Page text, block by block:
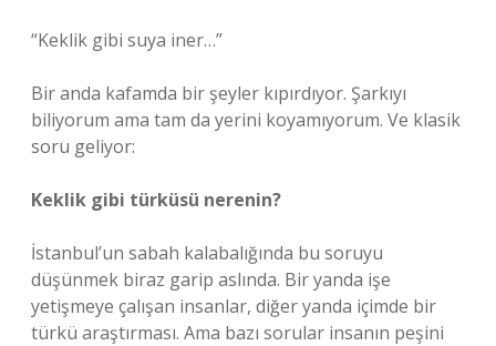
“Keklik gibi suya iner…”
Bir anda kafamda bir şeyler kıpırdıyor. Şarkıyı
biliyorum ama tam da yerini koyamıyorum. Ve klasik
soru geliyor:
Keklik gibi türküsü nerenin?
İstanbul’un sabah kalabalığında bu soruyu
düşünmek biraz garip aslında. Bir yanda işe
yetişmeye çalışan insanlar, diğer yanda içimde bir
türkü araştırması. Ama bazı sorular insanın peşini